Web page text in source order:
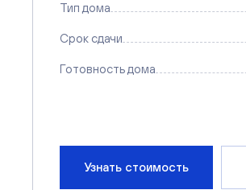
Тип дома
Срок сдачи
Готовность дома
Узнать стоимость